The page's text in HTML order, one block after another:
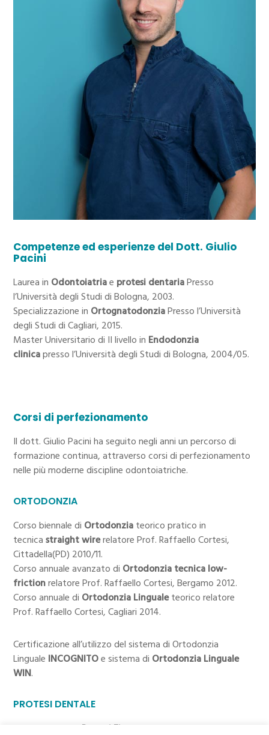
Competenze ed esperienze del Dott. Giulio
Pacini
Laurea in Odontoiatriae protesi dentariaPresso
l’Università degli Studi di Bologna, 2003.
Specializzazione in OrtognatodonziaPresso l’Università
degli Studi di Cagliari, 2015.
Master Universitario di II livello in Endodonzia
clinicapresso l’Università degli Studi di Bologna, 2004/05.
Corsi di perfezionamento
Il dott. Giulio Pacini ha seguito negli anni un percorso di
formazione continua, attraverso corsi di perfezionamento
nelle più moderne discipline odontoiatriche.
ORTODONZIA
Corso biennale di Ortodonziateorico pratico in
tecnicastraight wirerelatore Prof. Raffaello Cortesi,
Cittadella(PD) 2010/11.
Corso annuale avanzato di Ortodonzia tecnica low-
frictionrelatore Prof. Raffaello Cortesi, Bergamo 2012.
Corso annuale di Ortodonzia Lingualeteorico relatore
Prof. Raffaello Cortesi, Cagliari 2014.
Certificazione all’utilizzo del sistema di Ortodonzia
Linguale INCOGNITOe sistema di Ortodonzia Linguale
WIN.
PROTESI DENTALE
Protesi Fissa